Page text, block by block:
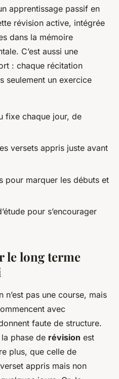
apprentissage passif en
révision active, intégrée
dans la mémoire
C’est aussi une
: chaque récitation
seulement un exercice
fixe chaque jour, de
versets appris juste avant
pour marquer les débuts et
pour s’encourager
le long terme
n’est pas une course, mais
avec
faute de structure.
phase de révision est
plus, que celle de
appris mais non